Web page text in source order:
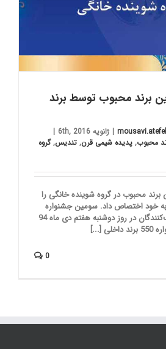
برند محبوب توسط برند
| ژانویه 6th, 2016
|
محبوب, پدیده شیمی قرن, تندیس,گروه
برند محبوب در گروه شوینده خانگی را
به خود اختصاص داد. سومین جشنواره
ملی برند محبوب مصرف‌کنندگان در روز دوشنبه هفتم دی ماه 94
[...]
0